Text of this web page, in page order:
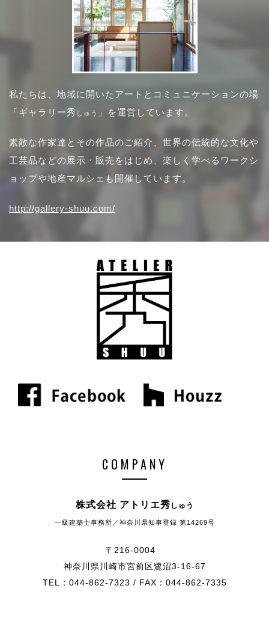
私たちは、地域に開いたアートとコミュニケーションの場
「ギャラリー秀 しゅう 」を運営しています。
素敵な作家達とその作品のご紹介、世界の伝統的な文化や
工芸品などの展示・販売をはじめ、楽しく学べるワークシ
ョップや地産マルシェも開催しています。
http://gallery-shuu.com/
COMPANY
株式会社 アトリエ秀 しゅう
一級建築士事務所／神奈川県知事登録 第14269号
〒216-0004
神奈川県川崎市宮前区鷺沼3-16-67
TEL：044-862-7323 / FAX：044-862-7335